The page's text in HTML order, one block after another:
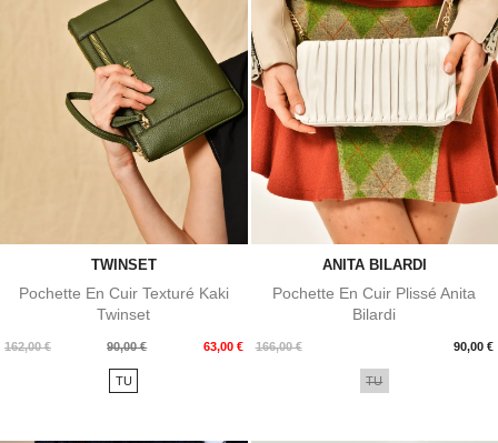
TWINSET
Pochette En Cuir Texturé Kaki
Twinset
162,00 €
Prix
90,00 € 63,00 €
Prix
TU
ANITA BILARDI
Pochette En Cuir Plissé Anita
Bilardi
166,00 € 90,00 €
Prix
TU